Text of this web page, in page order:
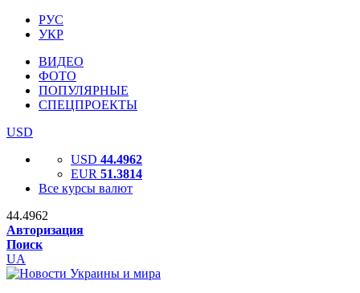
РУС
УКР
ВИДЕО
ФОТО
ПОПУЛЯРНЫЕ
СПЕЦПРОЕКТЫ
USD
USD 44.4962
EUR 51.3814
Все курсы валют
44.4962
Авторизация
Поиск
UA